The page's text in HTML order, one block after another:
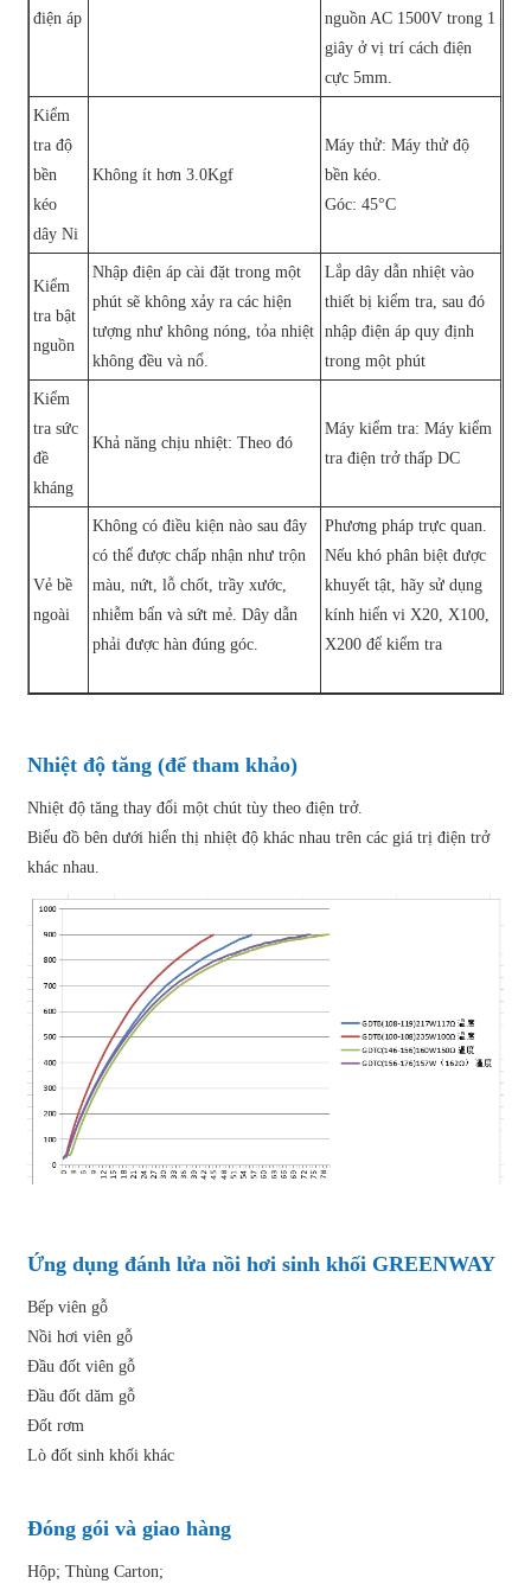
điện áp
nguồn AC 1500V trong 1
giây ở vị trí cách điện
cực 5mm.
Kiểm
tra độ
bền
kéo
dây Ni
Không ít hơn 3.0Kgf
Máy thử: Máy thử độ
bền kéo.
Góc: 45°C
Kiểm
tra bật
nguồn
Nhập điện áp cài đặt trong một
phút sẽ không xảy ra các hiện
tượng như không nóng, tỏa nhiệt
không đều và nổ.
Lắp dây dẫn nhiệt vào
thiết bị kiểm tra, sau đó
nhập điện áp quy định
trong một phút
Kiểm
tra sức
đề
kháng
Khả năng chịu nhiệt: Theo đó
Máy kiểm tra: Máy kiểm
tra điện trở thấp DC
Vẻ bề
ngoài
Không có điều kiện nào sau đây
có thể được chấp nhận như trộn
màu, nứt, lỗ chốt, trầy xước,
nhiễm bẩn và sứt mẻ. Dây dẫn
phải được hàn đúng góc.
Phương pháp trực quan.
Nếu khó phân biệt được
khuyết tật, hãy sử dụng
kính hiển vi X20, X100,
X200 để kiểm tra
Nhiệt độ tăng (để tham khảo)
Nhiệt độ tăng thay đổi một chút tùy theo điện trở.
Biểu đồ bên dưới hiển thị nhiệt độ khác nhau trên các giá trị điện trở
khác nhau.
Ứng dụng đánh lửa nồi hơi sinh khối GREENWAY
Bếp viên gỗ
Nồi hơi viên gỗ
Đầu đốt viên gỗ
Đầu đốt dăm gỗ
Đốt rơm
Lò đốt sinh khối khác
Đóng gói và giao hàng
Hộp; Thùng Carton;